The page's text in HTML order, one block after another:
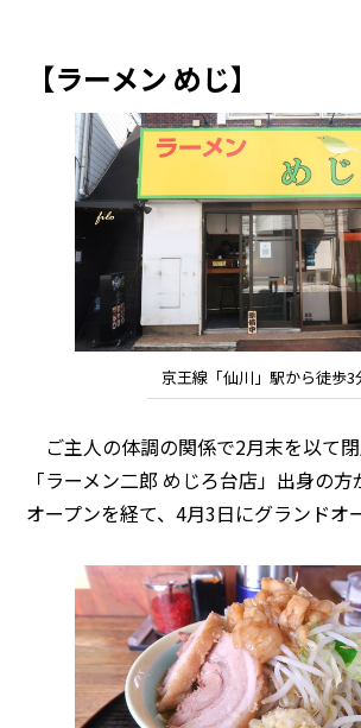
【ラーメン めじ】
京王線「仙川」駅から徒歩3
ご主人の体調の関係で2月末を以て
「ラーメン二郎 めじろ台店」出身の
オープンを経て、4月3日にグランドオ